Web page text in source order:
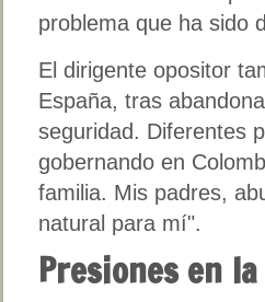
problema que ha sido
El dirigente opositor
España, tras
seguridad. Diferentes
gobernando en
familia. Mis padres,
natural para mí".
Presiones en